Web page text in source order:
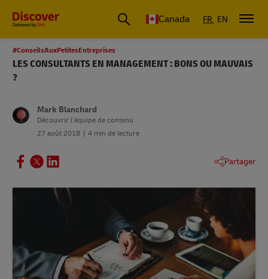
Canada FR EN
#ConseilsAuxPetitesEntreprises
LES CONSULTANTS EN MANAGEMENT : BONS OU MAUVAIS
?
Mark Blanchard
Découvrir l’équipe de contenu
27 août 2018
4 min de lecture
Partager